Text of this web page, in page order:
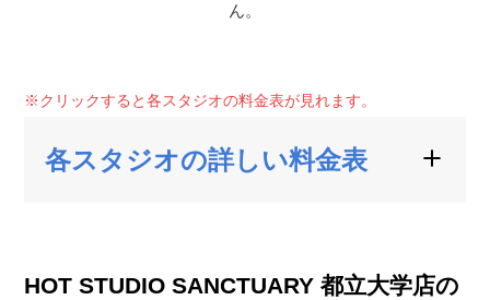
ん。
※クリックすると各スタジオの料金表が見れます。
各スタジオの詳しい料金表
HOT STUDIO SANCTUARY 都立大学店の